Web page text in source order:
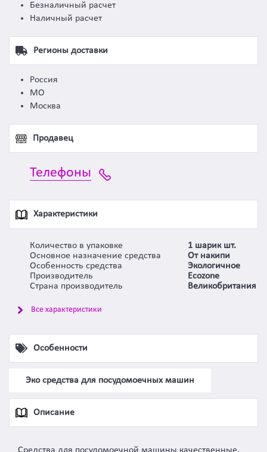
Безналичный расчет
Наличный расчет
Регионы доставки
Россия
МО
Москва
Продавец
Телефоны
Характеристики
Количество в упаковке
1 шарик шт.
Основное назначение средства
От накипи
Особенность средства
Экологичное
Производитель
Ecozone
Страна производитель
Великобритания
Все характеристики
Особенности
Эко средства для посудомоечных машин
Описание